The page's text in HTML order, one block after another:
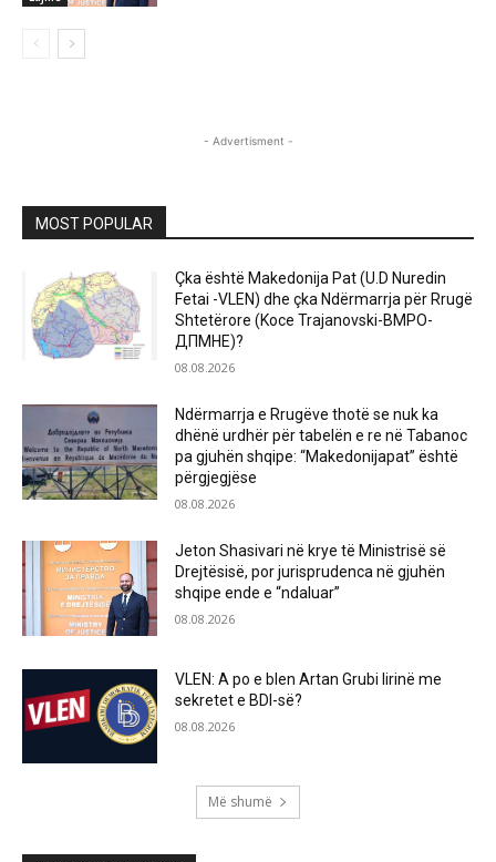
- Advertisment -
MOST POPULAR
Çka është Makedonija Pat (U.D Nuredin
Fetai -VLEN) dhe çka Ndërmarrja për Rrugë
Shtetërore (Koce Trajanovski-ВМРО-
ДПМНЕ)?
08.08.2026
Ndërmarrja e Rrugëve thotë se nuk ka
dhënë urdhër për tabelën e re në Tabanoc
pa gjuhën shqipe: “Makedonijapat” është
përgjegjëse
08.08.2026
Jeton Shasivari në krye të Ministrisë së
Drejtësisë, por jurisprudenca në gjuhën
shqipe ende e “ndaluar”
08.08.2026
VLEN: A po e blen Artan Grubi lirinë me
sekretet e BDI-së?
08.08.2026
Më shumë